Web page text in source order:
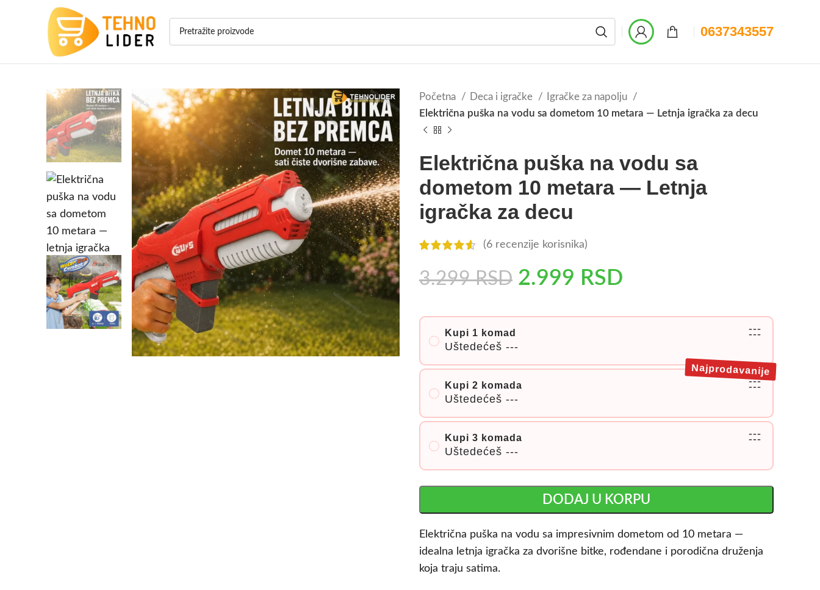
0637343557
Početna Deca i igračke
Igračke za napolju
Električna puška na vodu sa dometom 10 metara — Letnja igračka za decu
Električna puška na vodu sa
dometom 10 metara — Letnja
igračka za decu
(6 recenzije korisnika)
3.299RSD 2.999 RSD
Kupi 1 komad
Uštedećeš ---
---
---
Kupi 2 komada
Uštedećeš ---
---
---
Najprodavanije
Kupi 3 komada
Uštedećeš ---
---
---
DODAJ U KORPU
Električna puška na vodu sa impresivnim dometom od 10 metara —
idealna letnja igračka za dvorišne bitke, rođendane i porodična druženja
koja traju satima.